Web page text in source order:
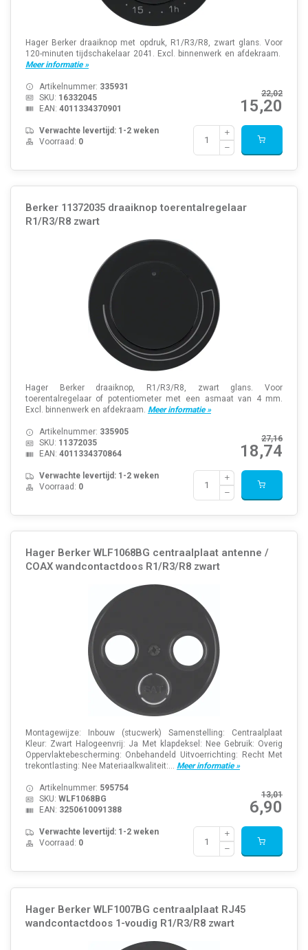
Hager Berker draaiknop met opdruk, R1/R3/R8, zwart glans. Voor
120-minuten tijdschakelaar 2041. Excl. binnenwerk en afdekraam.
Meer informatie »
22,02
15,20
Artikelnummer: 335931
SKU: 16332045
EAN: 4011334370901
Verwachte levertijd: 1-2 weken
Voorraad: 0
Berker 11372035 draaiknop toerentalregelaar
R1/R3/R8 zwart
Hager Berker draaiknop, R1/R3/R8, zwart glans. Voor
toerentalregelaar of potentiometer met een asmaat van 4 mm.
Excl. binnenwerk en afdekraam. Meer informatie »
27,16
18,74
Artikelnummer: 335905
SKU: 11372035
EAN: 4011334370864
Verwachte levertijd: 1-2 weken
Voorraad: 0
Hager Berker WLF1068BG centraalplaat antenne /
COAX wandcontactdoos R1/R3/R8 zwart
Montagewijze: Inbouw (stucwerk) Samenstelling: Centraalplaat
Kleur: Zwart Halogeenvrij: Ja Met klapdeksel: Nee Gebruik: Overig
Oppervlaktebescherming: Onbehandeld Uitvoerrichting: Recht Met
trekontlasting: Nee Materiaalkwaliteit:... Meer informatie »
13,01
6,90
Artikelnummer: 595754
SKU: WLF1068BG
EAN: 3250610091388
Verwachte levertijd: 1-2 weken
Voorraad: 0
Hager Berker WLF1007BG centraalplaat RJ45
wandcontactdoos 1-voudig R1/R3/R8 zwart